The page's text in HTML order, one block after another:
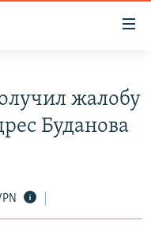
жалобу
Буданова